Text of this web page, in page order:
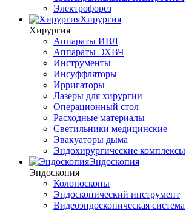
Электрофорез
Хирургия
Хирургия
Аппараты ИВЛ
Аппараты ЭХВЧ
Инструменты
Инсуффляторы
Ирригаторы
Лазеры для хирургии
Операционный стол
Расходные материалы
Светильники медицинские
Эвакуаторы дыма
Эндохирургические комплексы
Эндоскопия
Эндоскопия
Колоноскопы
Эндоскопический инструмент
Видеоэндоскопическая система